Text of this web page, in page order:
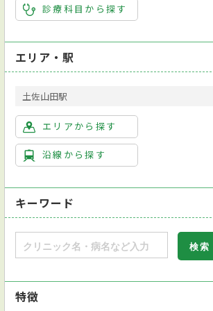
診療科目から探す
エリア・駅
土佐山田駅
エリアから探す
沿線から探す
キーワード
特徴